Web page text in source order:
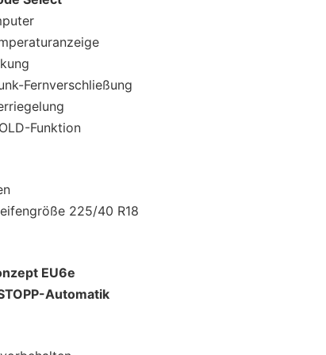
Fernverschließung
Funktion
225/40 R18
EU6e
Automatik